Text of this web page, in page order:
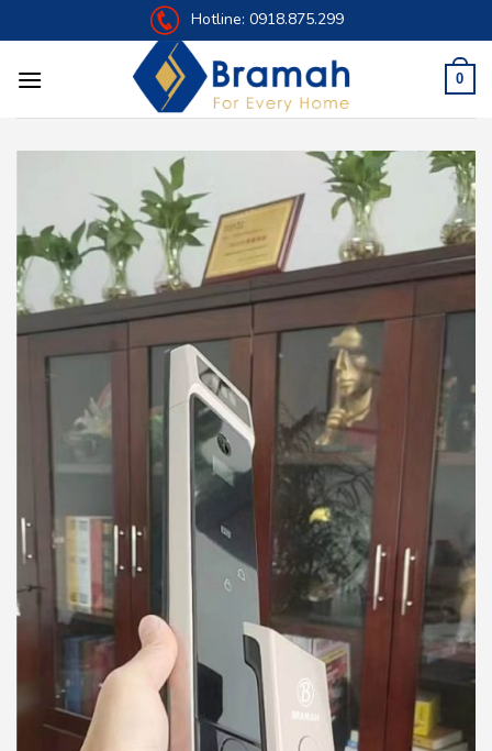
to
Hotline: 0918.875.299
0